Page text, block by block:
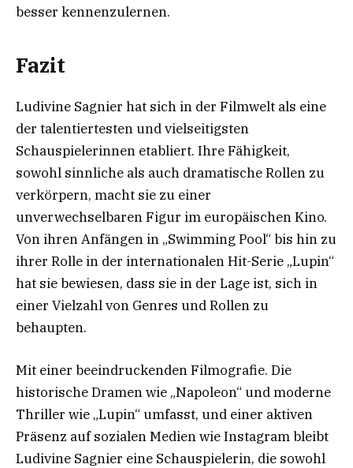
besser kennenzulernen.
Fazit
Ludivine Sagnier hat sich in der Filmwelt als eine
der talentiertesten und vielseitigsten
Schauspielerinnen etabliert. Ihre Fähigkeit,
sowohl sinnliche als auch dramatische Rollen zu
verkörpern, macht sie zu einer
unverwechselbaren Figur im europäischen Kino.
Von ihren Anfängen in „Swimming Pool“ bis hin zu
ihrer Rolle in der internationalen Hit-Serie „Lupin“
hat sie bewiesen, dass sie in der Lage ist, sich in
einer Vielzahl von Genres und Rollen zu
behaupten.
Mit einer beeindruckenden Filmografie. Die
historische Dramen wie „Napoleon“ und moderne
Thriller wie „Lupin“ umfasst, und einer aktiven
Präsenz auf sozialen Medien wie Instagram bleibt
Ludivine Sagnier eine Schauspielerin, die sowohl